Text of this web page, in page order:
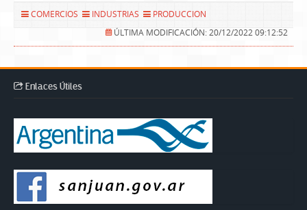
COMERCIOS INDUSTRIAS
PRODUCCION
ÚLTIMA MODIFICACIÓN: 20/12/2022 09:12:52
Enlaces Útiles